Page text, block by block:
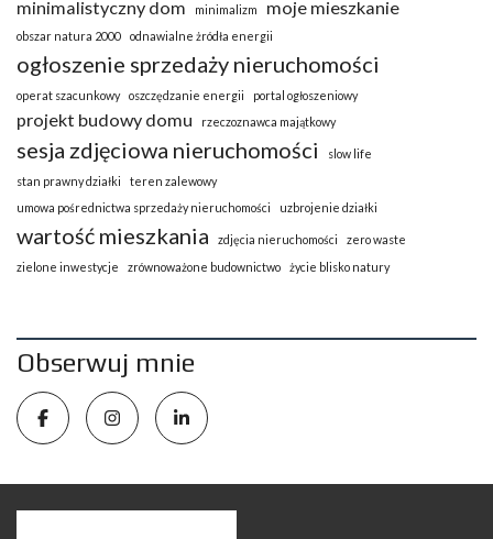
minimalistyczny dom minimalizm moje mieszkanie
obszar natura 2000 odnawialne żródła energii
ogłoszenie sprzedaży nieruchomości
operat szacunkowy oszczędzanie energii portal ogłoszeniowy
projekt budowy domu rzeczoznawca majątkowy
sesja zdjęciowa nieruchomości
slow life
stan prawny działki
teren zalewowy
umowa pośrednictwa sprzedaży nieruchomości
uzbrojenie działki
wartość mieszkania zdjęcia nieruchomości
zero waste
zielone inwestycje
zrównoważone budownictwo życie blisko natury
Obserwuj mnie